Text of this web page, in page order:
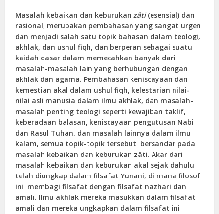
Masalah kebaikan dan keburukanzâti(esensial) dan
rasional, merupakan pembahasan yang sangat urgen
dan menjadi salah satu topik bahasan dalam teologi,
akhlak, dan ushul fiqh, dan berperan sebagai suatu
kaidah dasar dalam memecahkan banyak dari
masalah-masalah lain yang berhubungan dengan
akhlak dan agama. Pembahasan keniscayaan dan
kemestian akal dalam ushul fiqh, kelestarian nilai-
nilai asli manusia dalam ilmu akhlak, dan masalah-
masalah penting teologi seperti kewajiban taklif,
keberadaan balasan, keniscayaan pengutusan Nabi
dan Rasul Tuhan, dan masalah lainnya dalam ilmu
kalam, semua topik-topik tersebut bersandar pada
masalah kebaikan dan keburukan zâti. Akar dari
masalah kebaikan dan keburukan akal sejak dahulu
telah diungkap dalam filsafat Yunani; di mana filosof
ini membagi filsafat dengan filsafat nazhari dan
amali. Ilmu akhlak mereka masukkan dalam filsafat
amali dan mereka ungkapkan dalam filsafat ini